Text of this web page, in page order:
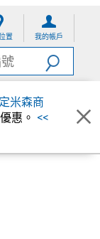
置 我的帳戶
米森商
惠。 <<